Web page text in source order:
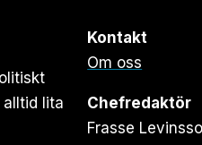
alltid lita
Kontakt
Om oss
Chefredaktör
Frasse